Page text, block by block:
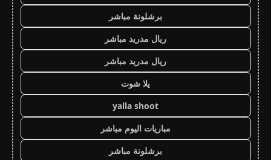
برشلونة مباشر
ريال مدريد مباشر
ريال مدريد مباشر
يلا شوت
yalla shoot
مباريات اليوم مباشر
برشلونة مباشر